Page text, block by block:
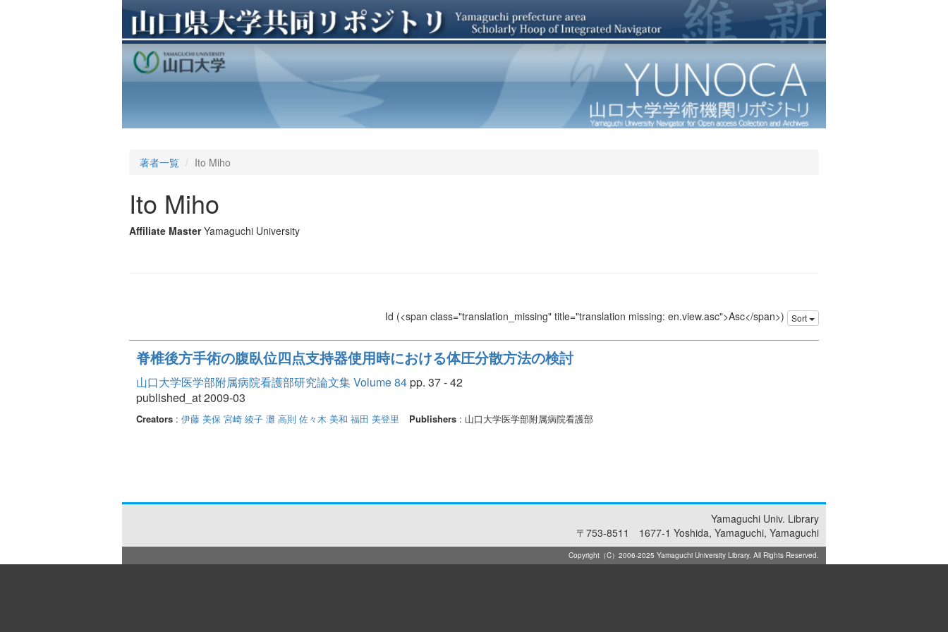
著者一覧 Ito Miho
Ito Miho
Affiliate Master Yamaguchi University
Id (<span class="translation_missing" title="translation missing: en.view.asc">Asc</span>) Sort
脊椎後方手術の腹臥位四点支持器使用時における体圧分散方法の検討
山口大学医学部附属病院看護部研究論文集 Volume 84pp. 37 - 42
published_at 2009-03
Creators : 伊藤 美保 宮崎 綾子 灘 高則 佐々木 美和 福田 美登里 Publishers : 山口大学医学部附属病院看護部
Yamaguchi Univ. Library
〒753-8511 1677-1 Yoshida, Yamaguchi, Yamaguchi
Copyright（C）2006-2025 Yamaguchi University Library. All Rights Reserved.